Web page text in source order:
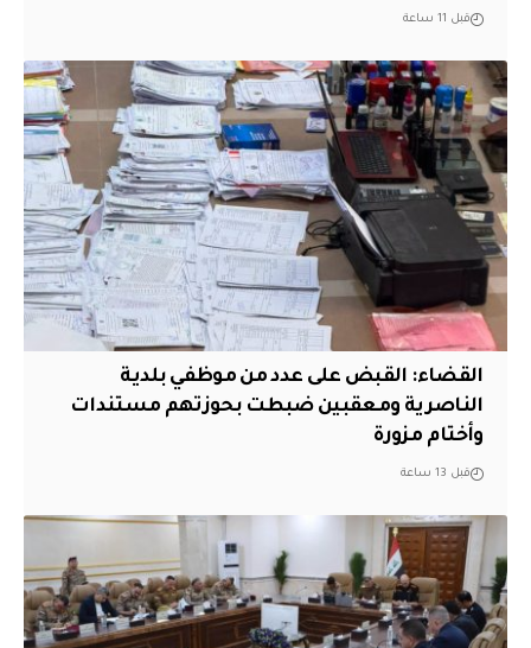
قبل 11 ساعة
القضاء: القبض على عدد من موظفي بلدية
الناصرية ومعقبين ضبطت بحوزتهم مستندات
وأختام مزورة
قبل 13 ساعة